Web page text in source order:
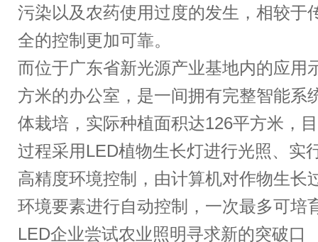
污染以及农药使用过度的发生，相较于
全的控制更加可靠。
而位于广东省新光源产业基地内的应用
方米的办公室，是一间拥有完整智能系
体栽培，实际种植面积达126平方米，
过程采用LED植物生长灯进行光照、实
高精度环境控制，由计算机对作物生长
环境要素进行自动控制，一次最多可培
LED企业尝试农业照明寻求新的突破口